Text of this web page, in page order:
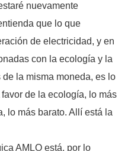
nuevamente
que lo que
de electricidad, y en
con la ecología y la
la misma moneda, es lo
de la ecología, lo más
lo más barato. Allí está la
AMLO está, por lo